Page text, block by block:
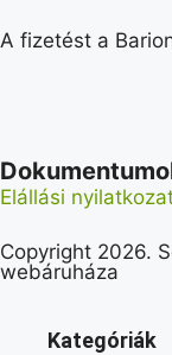
A fizetést a
Elállási
Copyright 2026.
webáruháza
Kategóriák